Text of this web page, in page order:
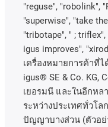
"reguse", "robolink",
"superwise", "take
"tribotape", " ;
igus improves",
เครื่องหมายการค้าที่
igus® SE & Co. KG,
เยอรมนี และในอีกหล
ระหว่างประเทศทั่วโลก
ปัญญาบางส่วน (ตัวอย่